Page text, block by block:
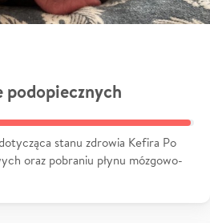
podopiecznych
stanu zdrowia Kefira Po
oraz pobraniu płynu mózgowo-